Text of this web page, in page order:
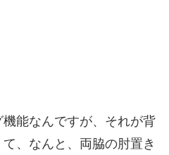
能なんですが、それが背
、なんと、両脇の肘置き